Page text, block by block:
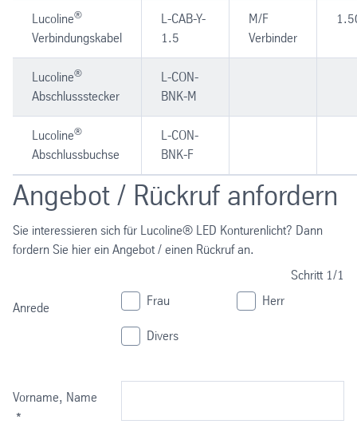
Lucoline®
Verbindungskabel
L-CAB-Y-
1.5
M/F
Verbinder
Lucoline®
Abschlussstecker
L-CON-
BNK-M
Lucoline®
Abschlussbuchse
L-CON-
BNK-F
Angebot / Rückruf anfordern
Sie interessieren sich für Lucoline® LED Konturenlicht? Dann
fordern Sie hier ein Angebot / einen Rückruf an.
Schritt 1/1
Anrede Frau Herr
Divers
Vorname, Name
*